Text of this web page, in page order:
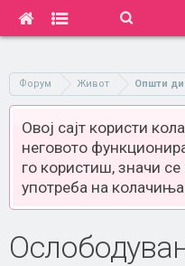
Форум Живот Општи
Овој сајт користи
неговото
го користиш, значи
употреба на